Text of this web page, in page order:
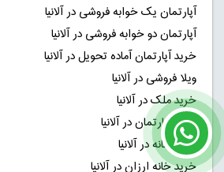
آپارتمان یک خوابه فروشی در آلانیا
آپارتمان دو خوابه فروشی در آلانیا
خرید آپارتمان آماده تحویل در آلانیا
ویلا فروشی در آلانیا
خرید ملک در آلانیا
خرید آپارتمان در آلانیا
خرید خانه در آلانیا
خرید خانه ارزان در آلانیا